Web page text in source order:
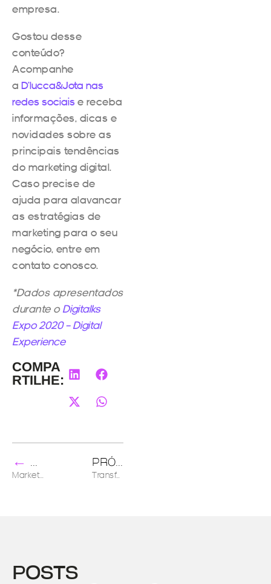
empresa.
Gostou desse
conteúdo?
Acompanhe
a D’lucca&Jota nas
redes sociais e receba
informações, dicas e
novidades sobre as
principais tendências
do marketing digital.
Caso precise de
ajuda para alavancar
as estratégias de
marketing para o seu
negócio, entre em
contato conosco.
*Dados apresentados
durante oDigitalks
Expo 2020 – Digital
Experience
COMPA
RTILHE:
←
ANTERIOR
PRÓXIMO
Transformação digital: seu negócio está preparado?
POSTS